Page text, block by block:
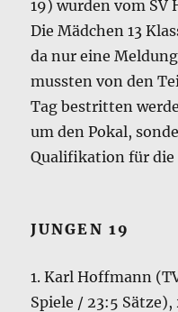
19) wurden vom SV
Die Mädchen 13
da nur eine
mussten von den
Tag bestritten
um den Pokal,
Qualifikation für
JUNGEN 19
1. Karl Hoffmann
Spiele / 23:5